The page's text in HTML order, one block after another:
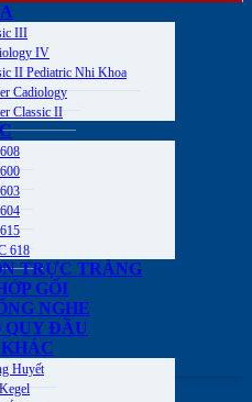
III
IV
II Pediatric Nhi Khoa
Cadiology
Classic II
618
TRỰC TRÀNG
GỐI
NGHE
QUY ĐẦU
Huyết